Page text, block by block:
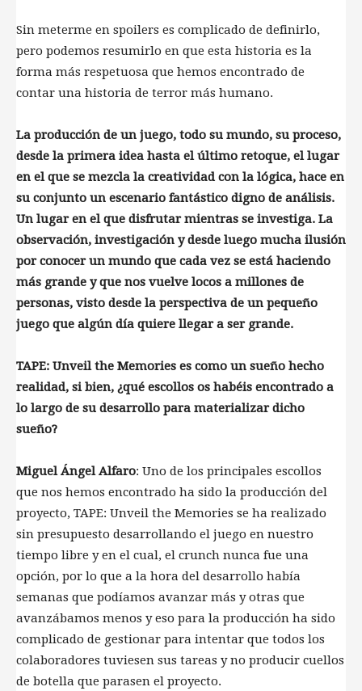
Sin meterme en spoilers es complicado de definirlo,
pero podemos resumirlo en que esta historia es la
forma más respetuosa que hemos encontrado de
contar una historia de terror más humano.
La producción de un juego, todo su mundo, su proceso,
desde la primera idea hasta el último retoque, el lugar
en el que se mezcla la creatividad con la lógica, hace en
su conjunto un escenario fantástico digno de análisis.
Un lugar en el que disfrutar mientras se investiga. La
observación, investigación y desde luego mucha ilusión
por conocer un mundo que cada vez se está haciendo
más grande y que nos vuelve locos a millones de
personas, visto desde la perspectiva de un pequeño
juego que algún día quiere llegar a ser grande.
TAPE: Unveil the Memories es como un sueño hecho
realidad, si bien, ¿qué escollos os habéis encontrado a
lo largo de su desarrollo para materializar dicho
sueño?
Miguel Ángel Alfaro: Uno de los principales escollos
que nos hemos encontrado ha sido la producción del
proyecto, TAPE: Unveil the Memories se ha realizado
sin presupuesto desarrollando el juego en nuestro
tiempo libre y en el cual, el crunch nunca fue una
opción, por lo que a la hora del desarrollo había
semanas que podíamos avanzar más y otras que
avanzábamos menos y eso para la producción ha sido
complicado de gestionar para intentar que todos los
colaboradores tuviesen sus tareas y no producir cuellos
de botella que parasen el proyecto.